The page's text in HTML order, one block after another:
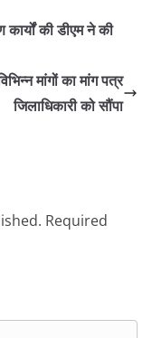
की डीएम ने की
मांगों का मांग पत्र
जिलाधिकारी को सौंपा
Required